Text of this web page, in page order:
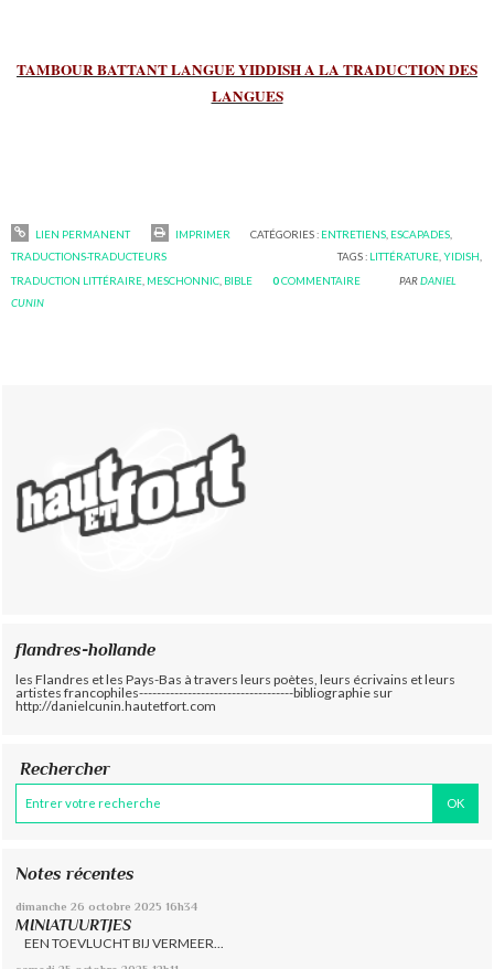
TAMBOUR BATTANT LANGUE YIDDISH A LA TRADUCTION DES
LANGUES
LIEN PERMANENT IMPRIMER CATÉGORIES : ENTRETIENS ESCAPADES
TRADUCTIONS-TRADUCTEURS
TAGS : LITTÉRATURE, YIDISH
TRADUCTION LITTÉRAIRE MESCHONNIC BIBLE 0COMMENTAIRE PARDANIEL
CUNIN
flandres-hollande
les Flandres et les Pays-Bas à travers leurs poètes, leurs écrivains et leurs
artistes francophiles-----------------------------------bibliographie sur
http://danielcunin.hautetfort.com
Rechercher
Notes récentes
dimanche 26 octobre 2025 16h34
MINIATUURTJES
EEN TOEVLUCHT BIJ VERMEER...